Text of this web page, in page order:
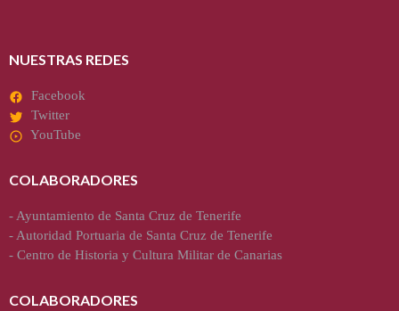
NUESTRAS REDES
Facebook
Twitter
YouTube
COLABORADORES
-Ayuntamiento de Santa Cruz de Tenerife
-Autoridad Portuaria de Santa Cruz de Tenerife
- Centro de Historia y Cultura Militar de Canarias
COLABORADORES